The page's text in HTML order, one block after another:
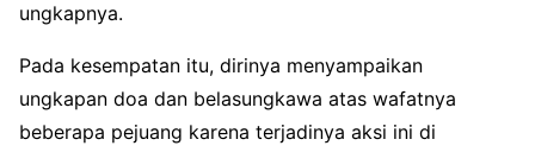
ungkapnya.
Pada kesempatan itu, dirinya menyampaikan
ungkapan doa dan belasungkawa atas wafatnya
beberapa pejuang karena terjadinya aksi ini di